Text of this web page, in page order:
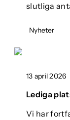
slutliga
Nyheter
13 april 2026
Lediga
Vi har